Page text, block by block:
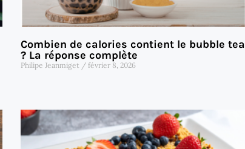
Combien de calories contient le bubble tea
? La réponse complète
Philipe Jeanmiget février 8, 2026